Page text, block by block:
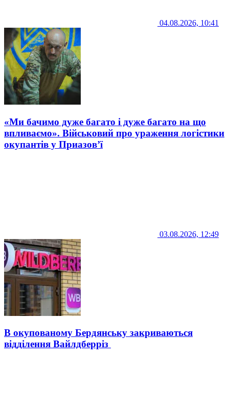
04.08.2026, 10:41
«Ми бачимо дуже багато і дуже багато на що
впливаємо». Військовий про ураження логістики
окупантів у Приазов’ї
03.08.2026, 12:49
В окупованому Бердянську закриваються
відділення Вайлдберріз